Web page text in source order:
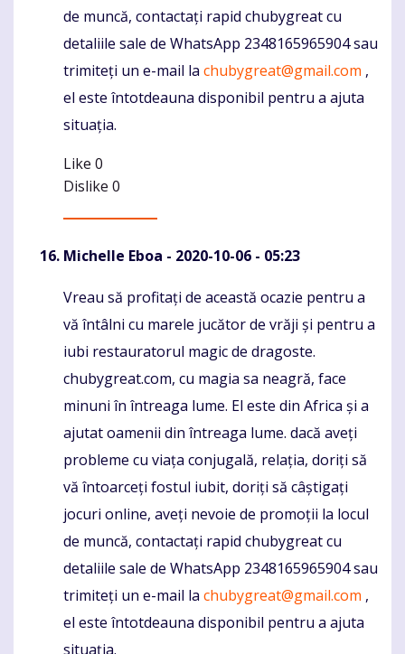
de muncă, contactați rapid chubygreat cu
detaliile sale de WhatsApp 2348165965904 sau
trimiteți un e-mail la chubygreat@gmail.com ,
el este întotdeauna disponibil pentru a ajuta
situația.
Like 0
Dislike 0
Michelle Eboa - 2020-10-06 - 05:23
Komentaras
Vreau să profitați de această ocazie pentru a
vă întâlni cu marele jucător de vrăji și pentru a
iubi restauratorul magic de dragoste.
chubygreat.com, cu magia sa neagră, face
minuni în întreaga lume. El este din Africa și a
ajutat oamenii din întreaga lume. dacă aveți
probleme cu viața conjugală, relația, doriți să
vă întoarceți fostul iubit, doriți să câștigați
jocuri online, aveți nevoie de promoții la locul
de muncă, contactați rapid chubygreat cu
detaliile sale de WhatsApp 2348165965904 sau
trimiteți un e-mail la chubygreat@gmail.com ,
el este întotdeauna disponibil pentru a ajuta
situația.